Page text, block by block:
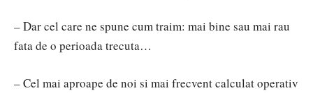
– Dar cel care ne spune cum traim: mai bine sau mai rau
fata de o perioada trecuta…
– Cel mai aproape de noi si mai frecvent calculat operativ